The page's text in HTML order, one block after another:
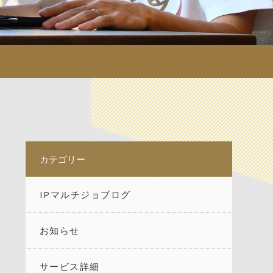
カテゴリー
IPマルチジョブログ
お知らせ
サービス詳細